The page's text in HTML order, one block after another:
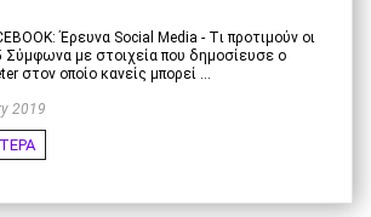
Έρευνα Social Media - Tι προτιμούν οι
με στοιχεία που δημοσίευσε ο
στον οποίο κανείς μπορεί ...
2019